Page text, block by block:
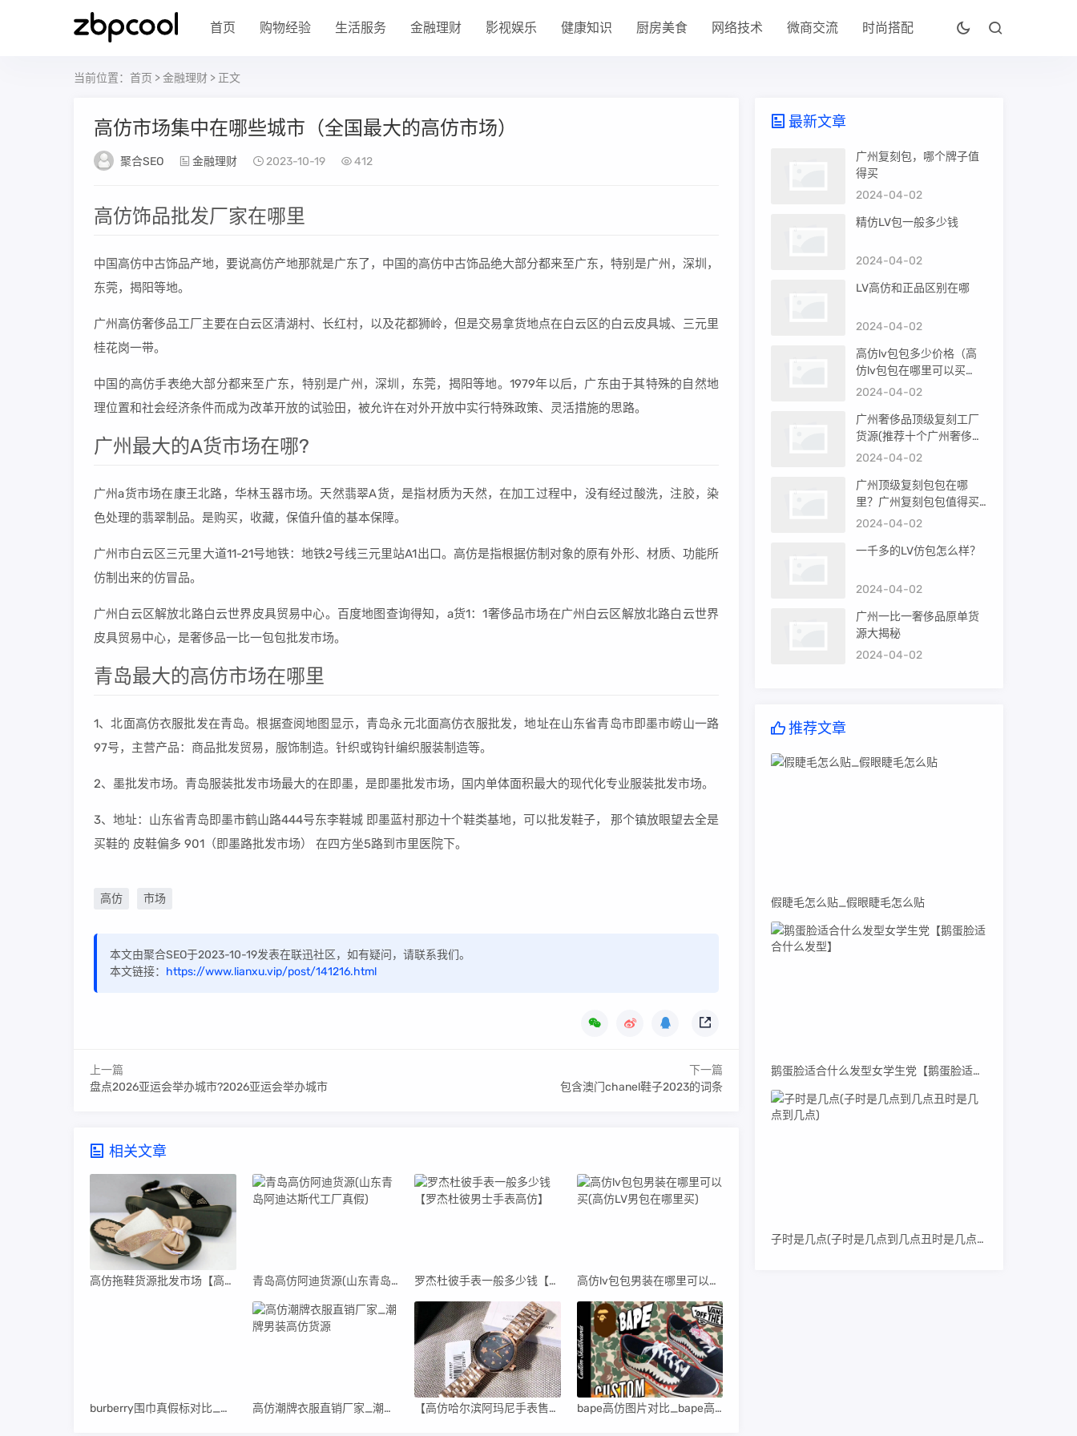
首页 购物经验 生活服务 金融理财 影视娱乐 健康知识 厨房美食 网络技术 微商交流 时尚搭配
当前位置： 首页 >金融理财 > 正文
高仿市场集中在哪些城市（全国最大的高仿市场）
聚合SEO 金融理财 2023-10-19 412
高仿饰品批发厂家在哪里
中国高仿中古饰品产地，要说高仿产地那就是广东了，中国的高仿中古饰品绝大部分都来至广东，特别是广州，深圳，
东莞，揭阳等地。
广州高仿奢侈品工厂主要在白云区清湖村、长红村，以及花都狮岭，但是交易拿货地点在白云区的白云皮具城、三元里
桂花岗一带。
中国的高仿手表绝大部分都来至广东，特别是广州，深圳，东莞，揭阳等地。1979年以后，广东由于其特殊的自然地
理位置和社会经济条件而成为改革开放的试验田，被允许在对外开放中实行特殊政策、灵活措施的思路。
广州最大的A货市场在哪?
广州a货市场在康王北路，华林玉器市场。天然翡翠A货，是指材质为天然，在加工过程中，没有经过酸洗，注胶，染
色处理的翡翠制品。是购买，收藏，保值升值的基本保障。
广州市白云区三元里大道11-21号地铁：地铁2号线三元里站A1出口。高仿是指根据仿制对象的原有外形、材质、功能所
仿制出来的仿冒品。
广州白云区解放北路白云世界皮具贸易中心。百度地图查询得知，a货1：1奢侈品市场在广州白云区解放北路白云世界
皮具贸易中心，是奢侈品一比一包包批发市场。
青岛最大的高仿市场在哪里
1、北面高仿衣服批发在青岛。根据查阅地图显示，青岛永元北面高仿衣服批发，地址在山东省青岛市即墨市崂山一路
97号，主营产品：商品批发贸易，服饰制造。针织或钩针编织服装制造等。
2、墨批发市场。青岛服装批发市场最大的在即墨，是即墨批发市场，国内单体面积最大的现代化专业服装批发市场。
3、地址：山东省青岛即墨市鹤山路444号东李鞋城 即墨蓝村那边十个鞋类基地，可以批发鞋子， 那个镇放眼望去全是
买鞋的 皮鞋偏多 901（即墨路批发市场） 在四方坐5路到市里医院下。
高仿 市场
本文由聚合SEO于2023-10-19发表在联迅社区，如有疑问，请联系我们。
本文链接： https://www.lianxu.vip/post/141216.html
上一篇
盘点2026亚运会举办城市?2026亚运会举办城市
下一篇
包含澳门chanel鞋子2023的词条
相关文章
高仿拖鞋货源批发市场【高仿拖鞋货源批发市场在哪里】 青岛高仿阿迪货源(山东青岛阿迪达斯代工厂真假) 罗杰杜彼手表一般多少钱【罗杰杜彼男士手表高仿】 高仿lv包包男装在哪里可以买(高仿LV男包在哪里买)
burberry围巾真假标对比_高仿burberry围巾 高仿潮牌衣服直销厂家_潮牌男装高仿货源 【高仿哈尔滨阿玛尼手表售后维修中心】 bape高仿图片对比_bape高仿
最新文章
广州复刻包，哪个牌子值
得买
2024-04-02
精仿LV包一般多少钱
2024-04-02
LV高仿和正品区别在哪
2024-04-02
高仿lv包包多少价格（高
仿lv包包在哪里可以买
到）
2024-04-02
广州奢侈品顶级复刻工厂
货源(推荐十个广州奢侈品
购买渠道)
2024-04-02
广州顶级复刻包包在哪
里？广州复刻包包值得买
吗？
2024-04-02
一千多的LV仿包怎么样？
2024-04-02
广州一比一奢侈品原单货
源大揭秘
2024-04-02
推荐文章
假睫毛怎么贴_假眼睫毛怎么贴
鹅蛋脸适合什么发型女学生党【鹅蛋脸适合什么发型】
子时是几点(子时是几点到几点丑时是几点到几点)